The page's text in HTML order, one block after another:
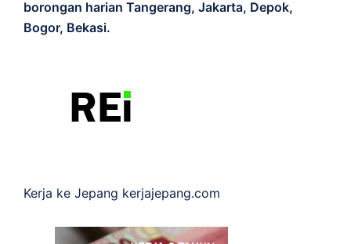
borongan harian Tangerang, Jakarta, Depok,
Bogor, Bekasi.
Kerja ke Jepang kerjajepang.com